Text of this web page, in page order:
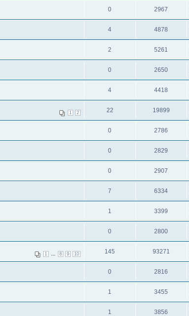
0 2967
4 4878
2 5261
0 2650
4 4418
1 2 22 19899
0 2786
0 2829
0 2907
7 6334
1 3399
0 2800
1 8 9 10 145 93271
0 2816
1 3455
1 3856